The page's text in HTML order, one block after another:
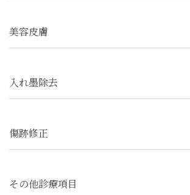
美容皮膚
入れ墨除去
傷跡修正
その他診療項目